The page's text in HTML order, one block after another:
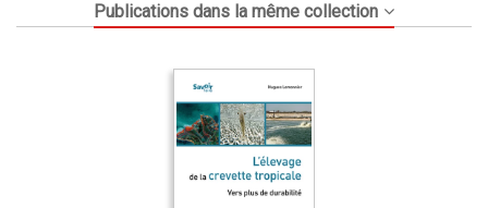
Publications dans la même collection